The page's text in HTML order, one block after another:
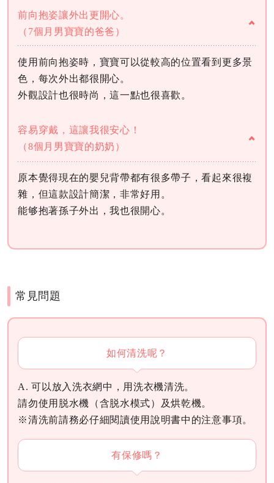
前向抱姿讓外出更開心。
（7個月男寶寶的爸爸）
使用前向抱姿時，寶寶可以從較高的位置看到更多景
色，每次外出都很開心。
外觀設計也很時尚，這一點也很喜歡。
容易穿戴，這讓我很安心！
（8個月男寶寶的奶奶）
原本覺得現在的嬰兒背帶都有很多帶子，看起來很複
雜，但這款設計簡潔，非常好用。
能够抱著孫子外出，我也很開心。
常見問題
如何清洗呢？
A. 可以放入洗衣網中，用洗衣機清洗。
請勿使用脱水機（含脱水模式）及烘乾機。
※清洗前請務必仔細閱讀使用說明書中的注意事項。
有保修嗎？